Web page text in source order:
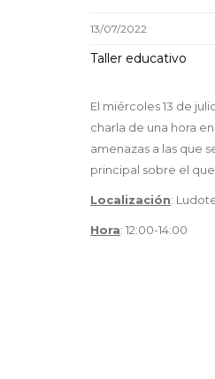
13/07/2022
Taller educativo
El miércoles 13 de
charla de una hora
amenazas a las que
principal sobre el
Localización:
Hora: 12:00-14:00